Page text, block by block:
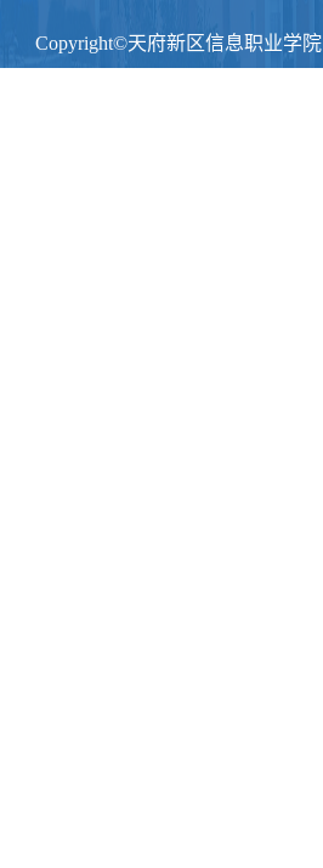
Copyright©天府新区信息职业学院